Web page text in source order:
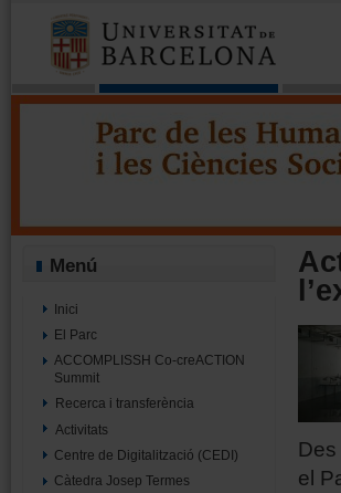
Parc de les
Menú
Inici
El Parc
ACCOMPLISSH Co-creACTION
Summit
Recerca i transferència
Activitats
Centre de Digitalització (CEDI)
Càtedra Josep Termes
el